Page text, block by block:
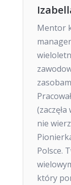
Mentor
nie
Polsce.
który